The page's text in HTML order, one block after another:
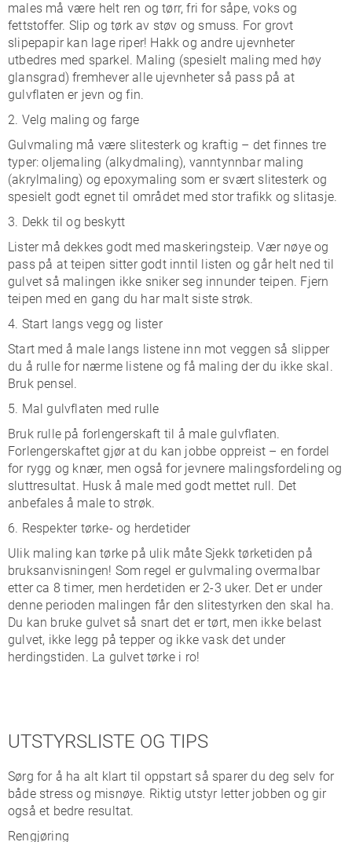
males må være helt ren og tørr, fri for såpe, voks og
fettstoffer. Slip og tørk av støv og smuss. For grovt
slipepapir kan lage riper! Hakk og andre ujevnheter
utbedres med sparkel. Maling (spesielt maling med høy
glansgrad) fremhever alle ujevnheter så pass på at
gulvflaten er jevn og fin.
2. Velg maling og farge
Gulvmaling må være slitesterk og kraftig – det finnes tre
typer: oljemaling (alkydmaling), vanntynnbar maling
(akrylmaling) og epoxymaling som er svært slitesterk og
spesielt godt egnet til området med stor trafikk og slitasje.
3. Dekk til og beskytt
Lister må dekkes godt med maskeringsteip. Vær nøye og
pass på at teipen sitter godt inntil listen og går helt ned til
gulvet så malingen ikke sniker seg innunder teipen. Fjern
teipen med en gang du har malt siste strøk.
4. Start langs vegg og lister
Start med å male langs listene inn mot veggen så slipper
du å rulle for nærme listene og få maling der du ikke skal.
Bruk pensel.
5. Mal gulvflaten med rulle
Bruk rulle på forlengerskaft til å male gulvflaten.
Forlengerskaftet gjør at du kan jobbe oppreist – en fordel
for rygg og knær, men også for jevnere malingsfordeling og
sluttresultat. Husk å male med godt mettet rull. Det
anbefales å male to strøk.
6. Respekter tørke- og herdetider
Ulik maling kan tørke på ulik måte Sjekk tørketiden på
bruksanvisningen! Som regel er gulvmaling overmalbar
etter ca 8 timer, men herdetiden er 2-3 uker. Det er under
denne perioden malingen får den slitestyrken den skal ha.
Du kan bruke gulvet så snart det er tørt, men ikke belast
gulvet, ikke legg på tepper og ikke vask det under
herdingstiden. La gulvet tørke i ro!
UTSTYRSLISTE OG TIPS
Sørg for å ha alt klart til oppstart så sparer du deg selv for
både stress og misnøye. Riktig utstyr letter jobben og gir
også et bedre resultat.
Rengjøring